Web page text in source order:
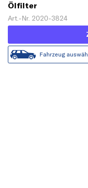
Ölfilter
Art.-Nr. 2020-3824
Fahrzeug